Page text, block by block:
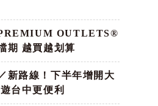
OUTLETS®
期 越買越划算
新路線！下半年增開大
台中更便利